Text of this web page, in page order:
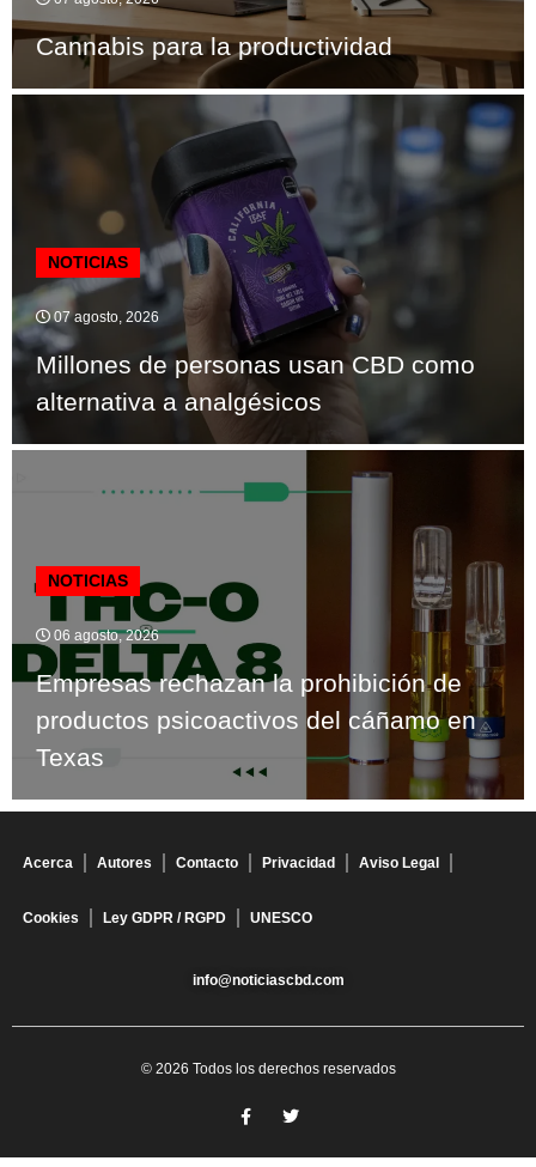
Cannabis para la productividad
NOTICIAS
07 agosto, 2026
Millones de personas usan CBD como
alternativa a analgésicos
NOTICIAS
06 agosto, 2026
Empresas rechazan la prohibición de
productos psicoactivos del cáñamo en
Texas
Acerca Autores Contacto Privacidad Aviso Legal
Cookies Ley GDPR / RGPD UNESCO
info@noticiascbd.com
© 2026 Todos los derechos reservados